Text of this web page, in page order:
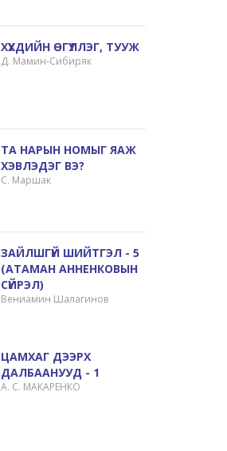
ХҮҮХДИЙН ӨГҮҮЛЛЭГ, ТУУЖ
Д. Мамин-Сибиряк
ТА НАРЫН НОМЫГ ЯАЖ
ХЭВЛЭДЭГ ВЭ?
С. Маршак
ЗАЙЛШГҮЙ ШИЙТГЭЛ - 5
(АТАМАН АННЕНКОВЫН
СҮЙРЭЛ)
Вениамин Шалагинов
ЦАМХАГ ДЭЭРХ
ДАЛБААНУУД - 1
А. С. МАКАРЕНКО